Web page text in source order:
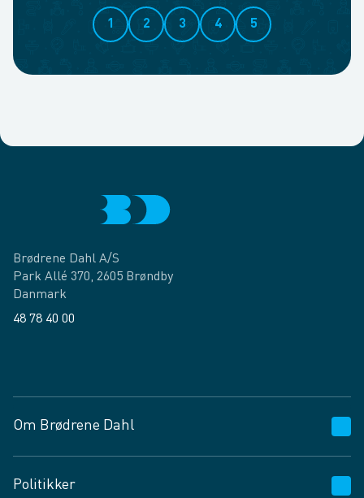
1 2 3 4 5
Brødrene Dahl A/S
Park Allé 370, 2605 Brøndby
Danmark
48 78 40 00
Om Brødrene Dahl
Vagttelefon 30 10 89 89
Politikker